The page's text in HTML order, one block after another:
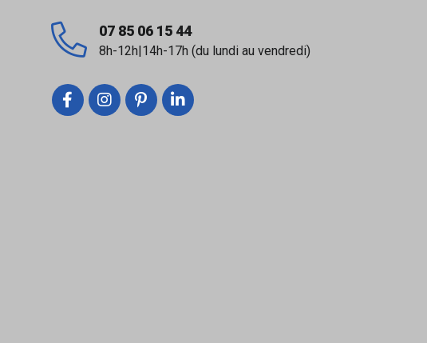
07 85 06 15 44
8h-12h|14h-17h (du lundi au vendredi)